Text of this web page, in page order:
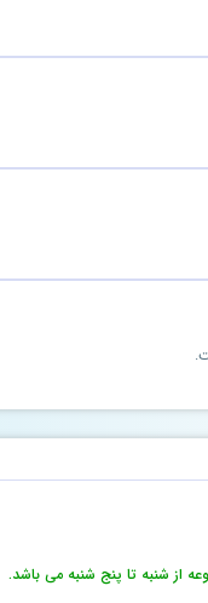
از شنبه تا پنج شنبه می باشد.